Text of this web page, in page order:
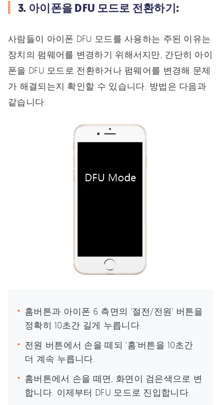
3. 아이폰을 DFU 모드로 전환하기:
사람들이 아이폰 DFU 모드를 사용하는 주된 이유는
장치의 펌웨어를 변경하기 위해서지만, 간단히 아이
폰을 DFU 모드로 전환하거나 펌웨어를 변경해 문제
가 해결되는지 확인할 수 있습니다. 방법은 다음과
같습니다:
홈버튼과 아이폰 6 측면의 ‘절전/전원’ 버튼을
정확히 10초간 길게 누릅니다.
전원 버튼에서 손을 떼되 ‘홈’버튼을 10초간
더 계속 누릅니다.
홈버튼에서 손을 떼면, 화면이 검은색으로 변
합니다. 이제부터 DFU 모드로 진입합니다.